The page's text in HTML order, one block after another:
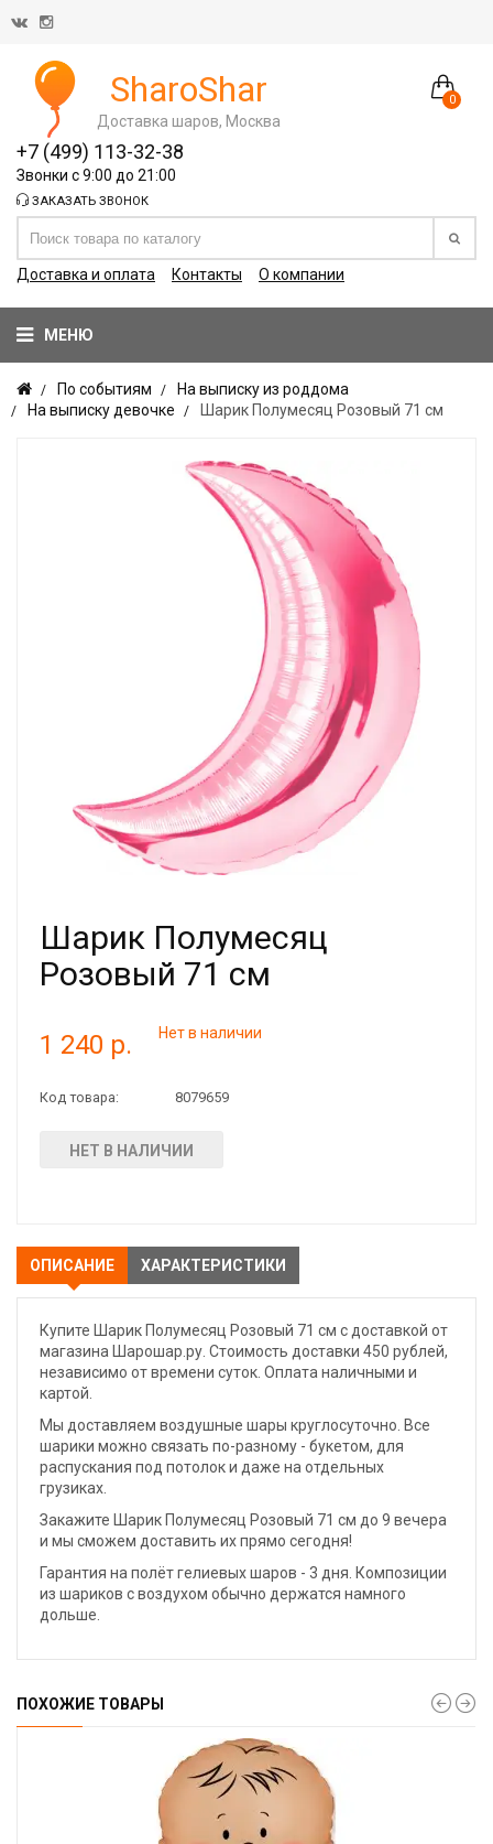
0
SharoShar
Доставка шаров, Москва
+7 (499) 113-32-38
Звонки с 9:00 до 21:00
ЗАКАЗАТЬ ЗВОНОК
Доставка и оплата Контакты О компании
МЕНЮ
По событиям
На выписку из роддома
На выписку девочке
Шарик Полумесяц Розовый 71 см
Шарик Полумесяц
Розовый 71 см
1 240 р. Нет в наличии
Код товара: 8079659
НЕТ В НАЛИЧИИ
ОПИСАНИЕ ХАРАКТЕРИСТИКИ
Купите Шарик Полумесяц Розовый 71 см с доставкой от
магазина Шарошар.ру. Стоимость доставки 450 рублей,
независимо от времени суток. Оплата наличными и
картой.
Мы доставляем воздушные шары круглосуточно. Все
шарики можно связать по-разному - букетом, для
распускания под потолок и даже на отдельных
грузиках.
Закажите Шарик Полумесяц Розовый 71 см до 9 вечера
и мы сможем доставить их прямо сегодня!
Гарантия на полёт гелиевых шаров - 3 дня. Композиции
из шариков с воздухом обычно держатся намного
дольше.
ПОХОЖИЕ ТОВАРЫ